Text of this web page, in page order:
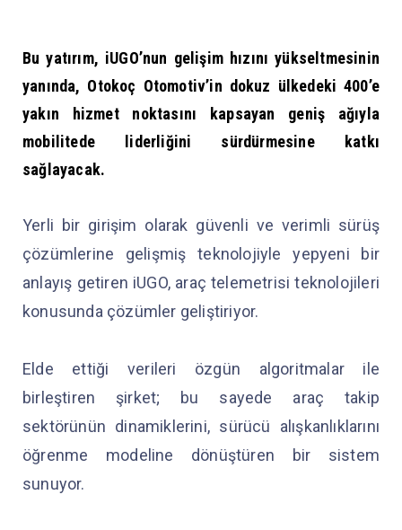
Bu yatırım, iUGO’nun gelişim hızını yükseltmesinin
yanında, Otokoç Otomotiv’in dokuz ülkedeki 400’e
yakın hizmet noktasını kapsayan geniş ağıyla
mobilitede liderliğini sürdürmesine katkı
sağlayacak.
Yerli bir girişim olarak güvenli ve verimli sürüş
çözümlerine gelişmiş teknolojiyle yepyeni bir
anlayış getiren iUGO, araç telemetrisi teknolojileri
konusunda çözümler geliştiriyor.
Elde ettiği verileri özgün algoritmalar ile
birleştiren şirket; bu sayede araç takip
sektörünün dinamiklerini, sürücü alışkanlıklarını
öğrenme modeline dönüştüren bir sistem
sunuyor.